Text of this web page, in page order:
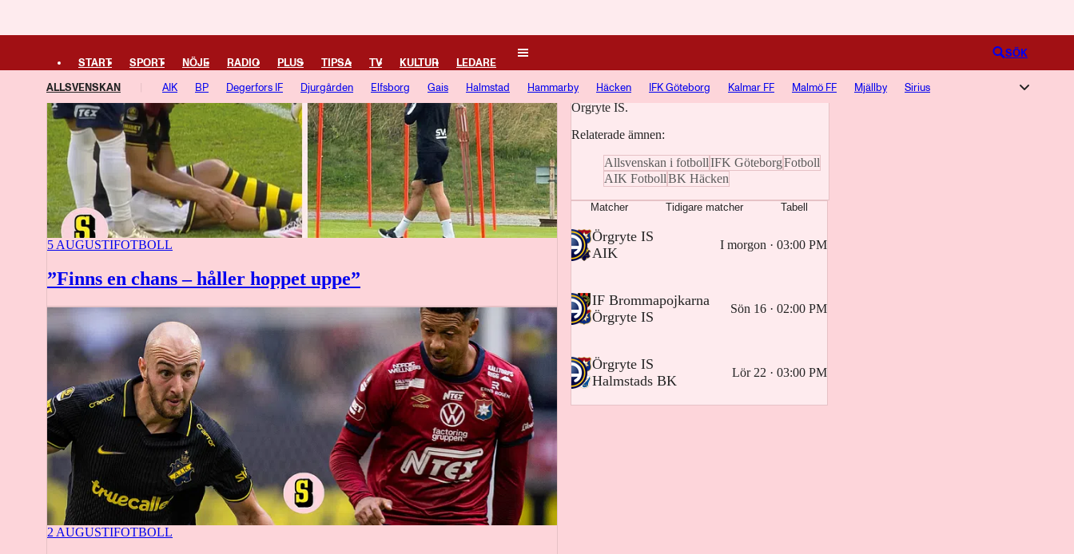
START SPORT NÖJE RADIO PLUS TIPSA TV KULTUR LEDARE
SÖK
ALLSVENSKAN AIK BP Degerfors IF Djurgården Elfsborg Gais Halmstad Hammarby Häcken IFK Göteborg Kalmar FF Malmö FF Mjällby Sirius
Västerås SK Örgryte
Här samlar vi artiklar, video och poddavsnitt om
Örgryte IS.
Relaterade ämnen:
Allsvenskan i fotbollIFK GöteborgFotboll
AIK FotbollBK Häcken
Matcher Tidigare matcher Tabell
-
Örgryte IS
-
AIK
I morgon · 03:00 PM
-
IF Brommapojkarna
-
Örgryte IS
Sön 16 · 02:00 PM
-
Örgryte IS
-
Halmstads BK
Lör 22 · 03:00 PM
5 AUGUSTIFOTBOLL
”Finns en chans – håller hoppet uppe”
2 AUGUSTIFOTBOLL